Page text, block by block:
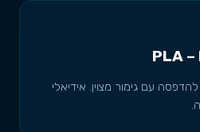
PLA
עם גימור מצוין. אידיאלי